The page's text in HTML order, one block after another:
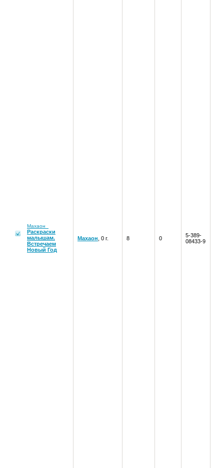
Махаон
Раскраски
малышам.
Встречаем
Новый Год
Махаон , 0 г. 8 0
5-389-
08433-9